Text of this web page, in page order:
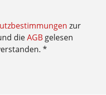
zur
dieAGB gelesen
*